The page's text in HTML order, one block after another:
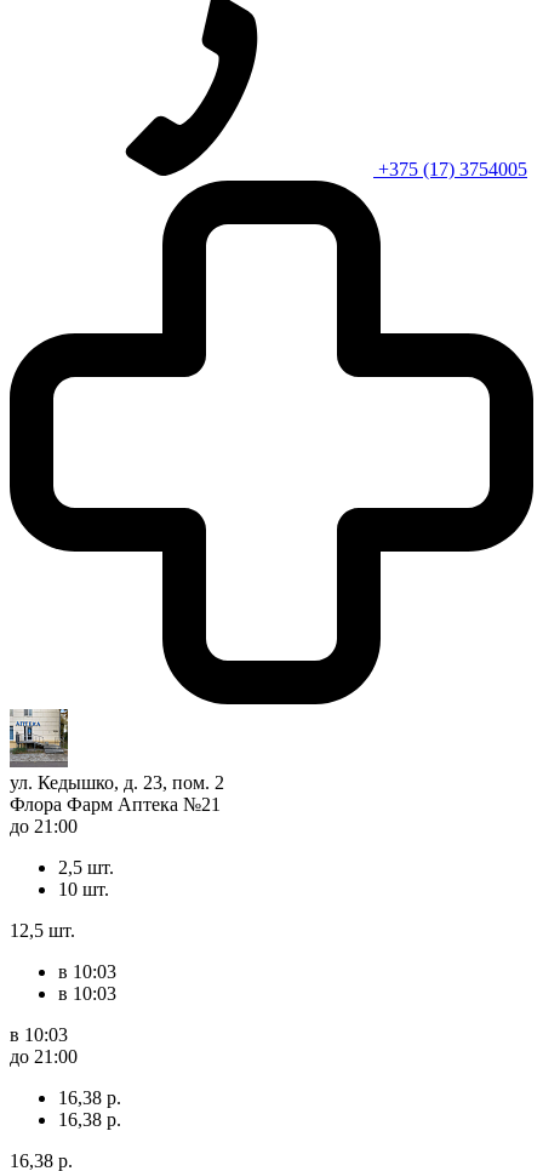
+375 (17) 3754005
ул. Кедышко, д. 23, пом. 2
Флора Фарм Аптека №21
до 21:00
2,5 шт.
10 шт.
12,5 шт.
в 10:03
в 10:03
в 10:03
до 21:00
16,38 р.
16,38 р.
16,38 р.